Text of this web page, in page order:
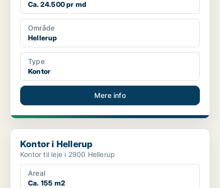
Ca. 24.500 pr md
Område
Hellerup
Type
Kontor
Mere info
Kontor i Hellerup
Kontor i Hellerup
Kontor til leje i 2900 Hellerup
Areal
Ca. 155 m2